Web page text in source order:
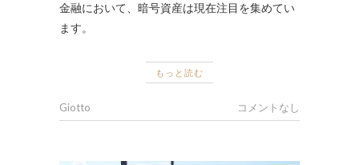
金融において、暗号資産は現在注目を集めてい
ます。
もっと読む
Giotto コメントなし